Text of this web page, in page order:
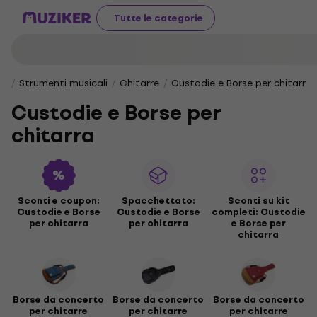
Tutte le categorie
Strumenti musicali Chitarre Custodie e Borse per chitarra
Custodie e Borse per
chitarra
Sconti e coupon:
Custodie e Borse
per chitarra
Spacchettato:
Custodie e Borse
per chitarra
Sconti su kit
completi: Custodie
e Borse per
chitarra
Borse da concerto
per chitarre
Borse da concerto
per chitarre
Borse da concerto
per chitarre